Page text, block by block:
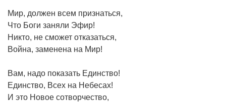
Мир, должен всем признаться,
Что Боги заняли Эфир!
Никто, не сможет отказаться,
Война, заменена на Мир!
Вам, надо показать Единство!
Единство, Всех на Небесах!
И это Новое сотворчество,